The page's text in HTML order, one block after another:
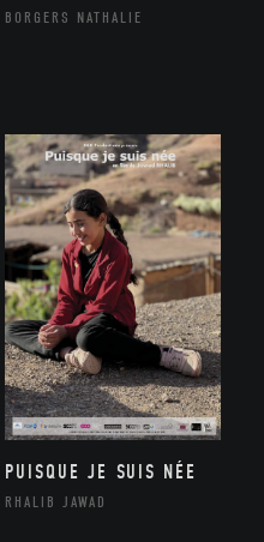
BORGERS NATHALIE
PUISQUE JE SUIS NÉE
RHALIB JAWAD